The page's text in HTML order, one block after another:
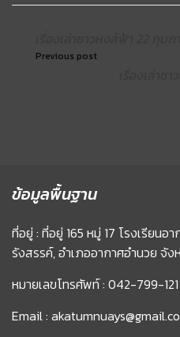
Previous post
ข้อมูลพื้นฐาน
ที่อยู่ : ที่อยู่ 165 หมู่ 17 โรงเรียน
รังสรรค์, อำเภออากาศอำนวย จั
หมายเลขโทรศัพท์ : 042-799-121
Email :